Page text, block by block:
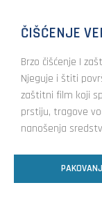
ČIŠĆENJE
Brzo čišćenje I
Njeguje i štiti
zaštitni film koji
prstiju, tragove
nanošenja